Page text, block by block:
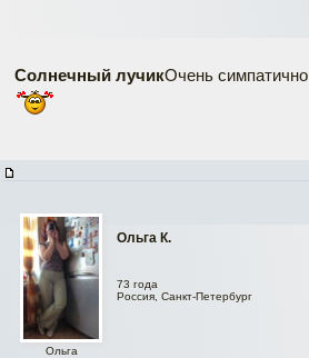
Солнечный лучикОчень симпатично
Ольга К.
Ольга
73 года
Россия, Санкт-Петербург